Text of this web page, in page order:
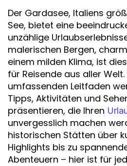
Der Gardasee, Italiens
See, bietet eine
unzählige
malerischen Bergen,
einem milden Klima, ist
für Reisende aus aller
umfassenden Leitfaden
Tipps, Aktivitäten und
präsentieren, die Ihren
unvergesslich machen
historischen Stätten über
Highlights bis zu
Abenteuern – hier ist für